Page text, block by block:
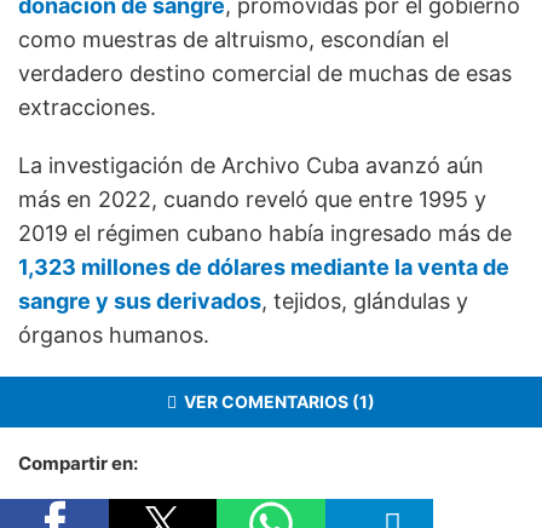
donación de sangre, promovidas por el gobierno
como muestras de altruismo, escondían el
verdadero destino comercial de muchas de esas
extracciones.
La investigación de Archivo Cuba avanzó aún
más en 2022, cuando reveló que entre 1995 y
2019 el régimen cubano había ingresado más de
1,323 millones de dólares mediante la venta de
sangre y sus derivados, tejidos, glándulas y
órganos humanos.
VER COMENTARIOS (1)
Compartir en: